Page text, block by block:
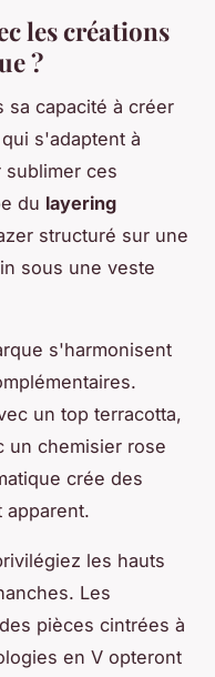
les créations
?
sa capacité à créer
s'adaptent à
sublimer ces
du layering
structuré sur une
sous une veste
s'harmonisent
un top terracotta,
un chemisier rose
crée des
apparent.
les hauts
Les
pièces cintrées à
en V opteront